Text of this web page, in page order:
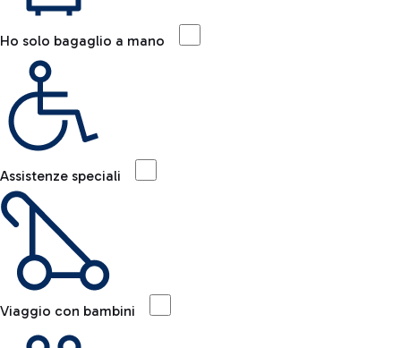
Ho solo bagaglio a mano
Assistenze speciali
Viaggio con bambini